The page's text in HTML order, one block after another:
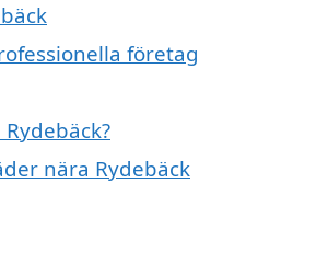
företag
nära Rydebäck